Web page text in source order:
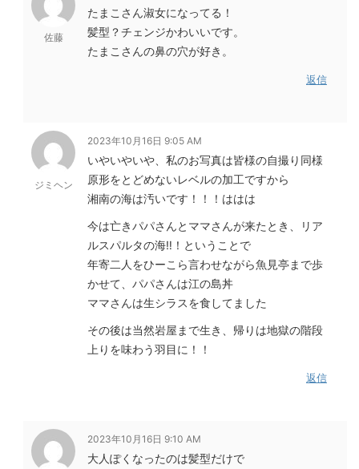
佐藤
たまこさん淑女になってる！
髪型？チェンジかわいいです。
たまこさんの鼻の穴が好き。
返信
ジミヘン
2023年10月16日 9:05 AM
いやいやいや、私のお写真は皆様の自撮り同様
原形をとどめないレベルの加工ですから
湘南の海は汚いです！！！ははは
今は亡きパパさんとママさんが来たとき、リア
ルスパルタの海‼！ということで
年寄二人をひーこら言わせながら魚見亭まで歩
かせて、パパさんは江の島丼
ママさんは生シラスを食してました
その後は当然岩屋まで生き、帰りは地獄の階段
上りを味わう羽目に！！
返信
2023年10月16日 9:10 AM
大人ぽくなったのは髪型だけで